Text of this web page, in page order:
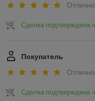
Отлично
Сделка подтверждена
Покупатель
Отлично
Сделка подтверждена